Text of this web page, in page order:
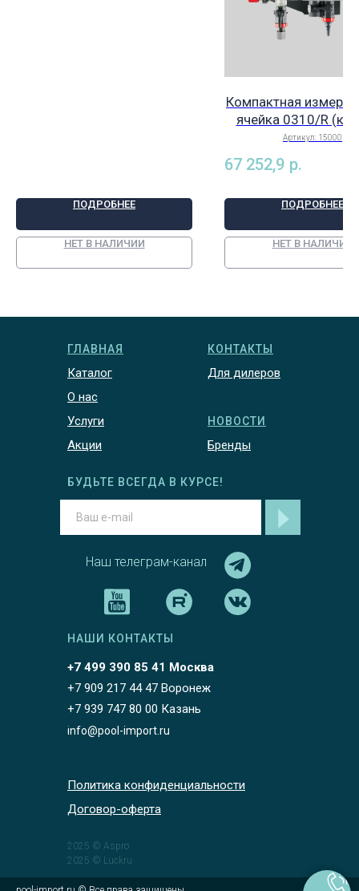
ПОДРОБНЕЕ
НЕТ В НАЛИЧИИ
Компактная
ячейка 0310/R
для 3 электродов,
волоконный фильтр
(Германия), арт.
Артикул: 15000
67 252,9 р.
ПОДРОБНЕЕ
НЕТ В НАЛИЧИИ
ГЛАВНАЯ
Каталог
О нас
Услуги
Акции
КОНТАКТЫ
Для дилеров
НОВОСТИ
Бренды
2025 © Aspro
2025 © Luckru
Наш телеграм-канал
БУДЬТЕ ВСЕГДА В КУРСЕ!
+7 499 390 85 41 Москва
НАШИ КОНТАКТЫ
+7 909 217 44 47 Воронеж
+7 939 747 80 00 Казань
info@pool-import.ru
Политика конфиденциальности
Договор-оферта